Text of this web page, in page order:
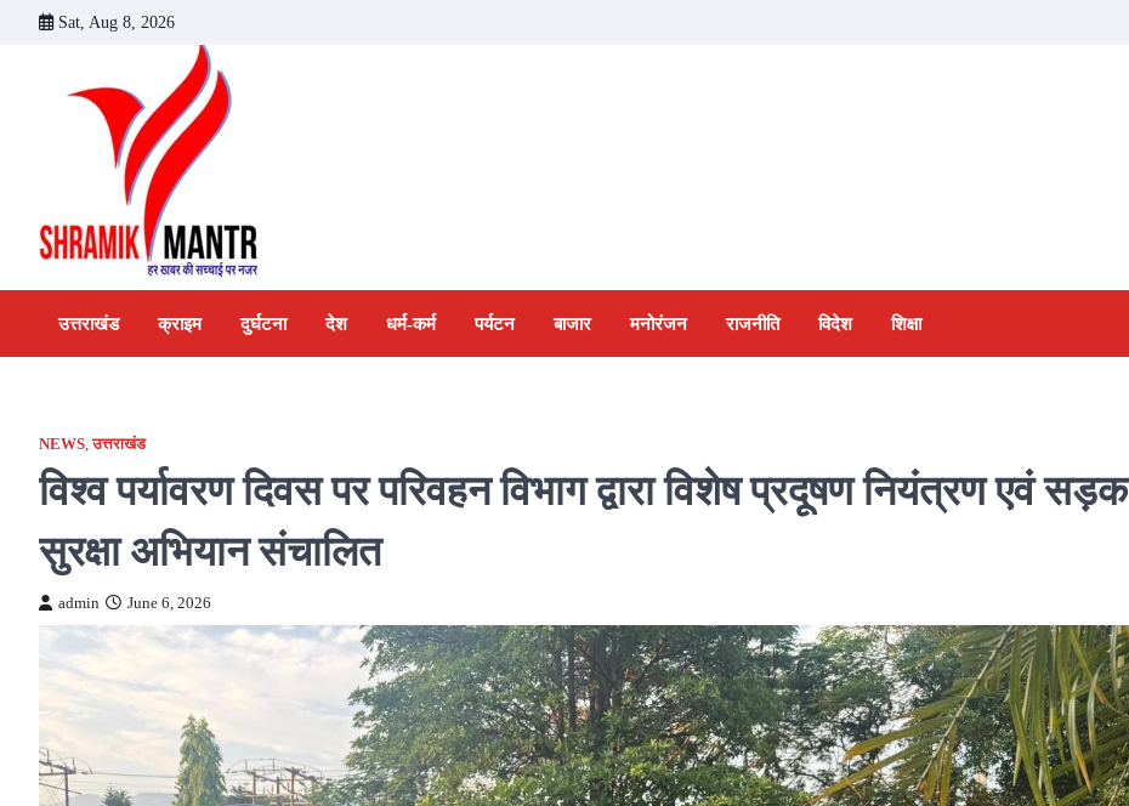
Sat, Aug 8, 2026
उत्तराखंड क्राइम दुर्घटना देश धर्म-कर्म पर्यटन बाजार मनोरंजन राजनीति विदेश शिक्षा
NEWS,उत्तराखंड
विश्व पर्यावरण दिवस पर परिवहन विभाग द्वारा विशेष प्रदूषण नियंत्रण एवं सड़क
सुरक्षा अभियान संचालित
admin June 6, 2026